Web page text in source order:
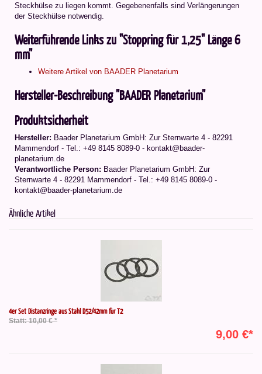
Steckhülse zu liegen kommt. Gegebenenfalls sind Verlängerungen
der Steckhülse notwendig.
Weiterführende Links zu "Stoppring für 1,25" Länge 6
mm"
Weitere Artikel von BAADER Planetarium
Hersteller-Beschreibung "BAADER Planetarium"
Produktsicherheit
Hersteller: Baader Planetarium GmbH: Zur Sternwarte 4 - 82291
Mammendorf - Tel.: +49 8145 8089-0 - kontakt@baader-
planetarium.de
Verantwortliche Person: Baader Planetarium GmbH: Zur
Sternwarte 4 - 82291 Mammendorf - Tel.: +49 8145 8089-0 -
kontakt@baader-planetarium.de
Ähnliche Artikel
4er Set Distanzringe aus Stahl D52/42mm für T2
Statt: 10,00 € *
9,00 €*